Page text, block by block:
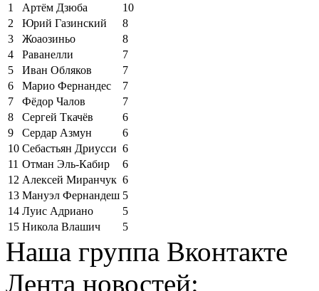
1
Артём Дзюба
10
2
Юрий Газинский
8
3
Жоаозиньо
8
4
Раванелли
7
5
Иван Обляков
7
6
Марио Фернандес
7
7
Фёдор Чалов
7
8
Сергей Ткачёв
6
9
Сердар Азмун
6
10 Себастьян Дриусси 6
11 Отман Эль-Кабир
6
12 Алексей Миранчук 6
13 Мануэл Фернандеш 5
14 Луис Адриано
5
15 Никола Влашич 5
Наша группа Вконтакте
Лента новостей: